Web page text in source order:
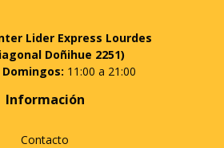
Lider Express Lourdes
Doñihue 2251)
11:00 a 21:00
Información
Contacto